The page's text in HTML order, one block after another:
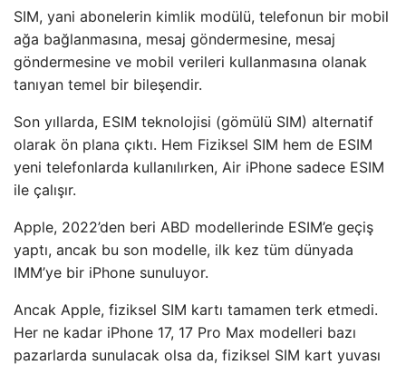
SIM, yani abonelerin kimlik modülü, telefonun bir mobil
ağa bağlanmasına, mesaj göndermesine, mesaj
göndermesine ve mobil verileri kullanmasına olanak
tanıyan temel bir bileşendir.
Son yıllarda, ESIM teknolojisi (gömülü SIM) alternatif
olarak ön plana çıktı. Hem Fiziksel SIM hem de ESIM
yeni telefonlarda kullanılırken, Air iPhone sadece ESIM
ile çalışır.
Apple, 2022’den beri ABD modellerinde ESIM’e geçiş
yaptı, ancak bu son modelle, ilk kez tüm dünyada
IMM’ye bir iPhone sunuluyor.
Ancak Apple, fiziksel SIM kartı tamamen terk etmedi.
Her ne kadar iPhone 17, 17 Pro Max modelleri bazı
pazarlarda sunulacak olsa da, fiziksel SIM kart yuvası